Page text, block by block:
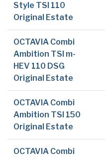
Style TSI 110
Original Estate
OCTAVIA Combi
Ambition TSI m-
HEV 110 DSG
Original Estate
OCTAVIA Combi
Ambition TSI 150
Original Estate
OCTAVIA Combi